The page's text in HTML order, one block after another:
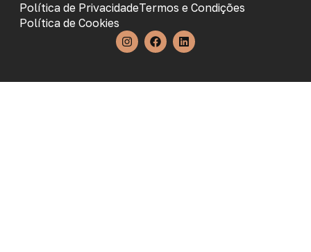
Política de PrivacidadeTermos e Condições
Política de Cookies